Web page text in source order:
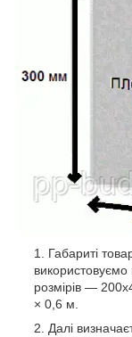
Габариті
використовуємо
розмірів ―
× 0,6 м.
Далі